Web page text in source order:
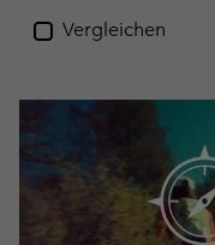
Vergleichen